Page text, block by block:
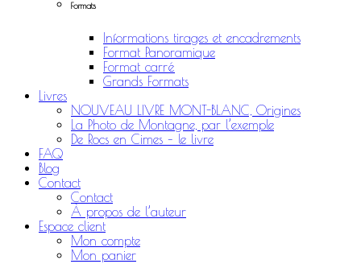
Formats
Informations tirages et encadrements
Format Panoramique
Format carré
Grands Formats
Livres
NOUVEAU LIVRE MONT-BLANC, Origines
La Photo de Montagne, par l’exemple
De Rocs en Cimes – le livre
FAQ
Blog
Contact
Contact
À propos de l’auteur
Espace client
Mon compte
Mon panier